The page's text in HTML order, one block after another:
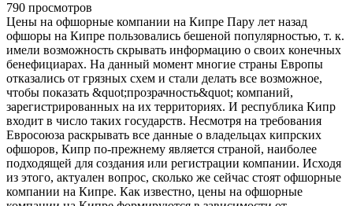
790 просмотров
Цены на офшорные компании на Кипре Пару лет назад
офшоры на Кипре пользовались бешеной популярностью, т. к.
имели возможность скрывать информацию о своих конечных
бенефициарах. На данный момент многие страны Европы
отказались от грязных схем и стали делать все возможное,
чтобы показать &quot;прозрачность&quot; компаний,
зарегистрированных на их территориях. И республика Кипр
входит в число таких государств. Несмотря на требования
Евросоюза раскрывать все данные о владельцах кипрских
офшоров, Кипр по-прежнему является страной, наиболее
подходящей для создания или регистрации компании. Исходя
из этого, актуален вопрос, сколько же сейчас стоят офшорные
компании на Кипре. Как известно, цены на офшорные